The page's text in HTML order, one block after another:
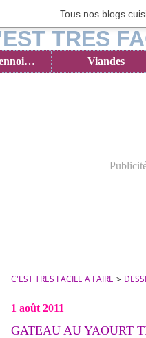
Tous nos blogs
Brioches & Viennoiseries Viandes
C'EST TRES FACILE A FAIRE >
1 août 2011
GATEAU AU YAOURT